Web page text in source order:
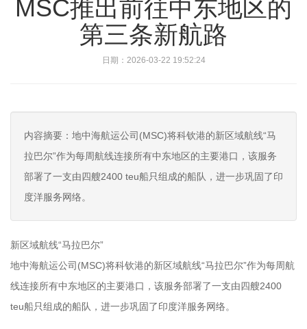
MSC推出前往中东地区的
第三条新航路
日期：2026-03-22 19:52:24
内容摘要：地中海航运公司(MSC)将科钦港的新区域航线“马
拉巴尔”作为每周航线连接所有中东地区的主要港口，该服务
部署了一支由四艘2400 teu船只组成的船队，进一步巩固了印
度洋服务网络。
新区域航线“马拉巴尔”
地中海航运公司(MSC)将科钦港的新区域航线“马拉巴尔”作为每周航
线连接所有中东地区的主要港口，该服务部署了一支由四艘2400
teu船只组成的船队，进一步巩固了印度洋服务网络。